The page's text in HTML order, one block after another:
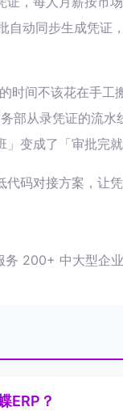
自动同步生成凭证
时间不该花在手工
部从录凭证的流水
变成了「审批完就
代码对接方案，让
200+ 中大型企业
ERP？